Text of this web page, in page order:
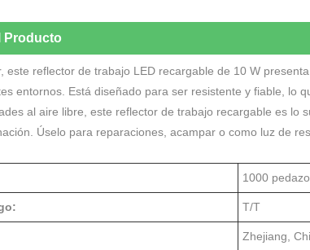
Producto
este reflector de trabajo LED recargable de 10 W
entornos. Está diseñado para ser resistente y fiable, lo
al aire libre, este reflector de trabajo recargable es lo
Úselo para reparaciones, acampar o como luz de
1000
T/T
Zhejiang,